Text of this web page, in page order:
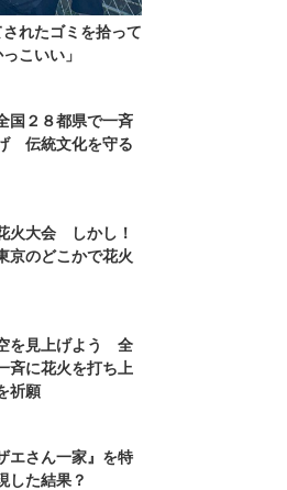
れたゴミを拾って
こいい」
国２８都県で一斉
伝統文化を守る
火大会 しかし！
京のどこかで花火
を見上げよう 全
斉に花火を打ち上
祈願
エさん一家』を特
した結果？